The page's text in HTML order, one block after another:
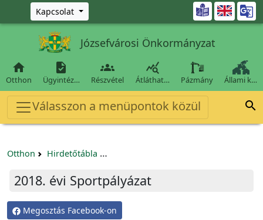
Ugrás a fő tartalomra
Kapcsolat 
Józsefvárosi Önkormányzat

Otthon

Ügyintéz…

Részvétel

Átláthat… Pázmány Állami k…
Válasszon a menüpontok közül 
Otthon Hirdetőtábla
2018. évi Sportpályázat
Megosztás Facebook-on